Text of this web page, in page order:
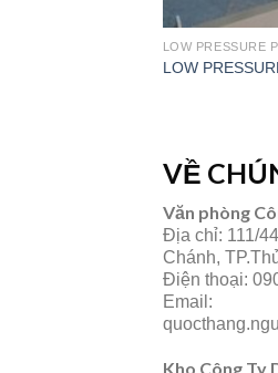
LOW PRESSURE
LOW
VỀ
Văn phòng
Địa chỉ: 111/
Chánh,
Điện thoại:
Email:
Kho Công Ty